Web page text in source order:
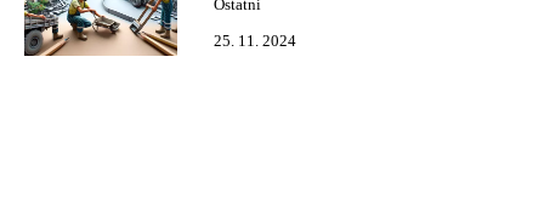
Ostatní
25. 11. 2024